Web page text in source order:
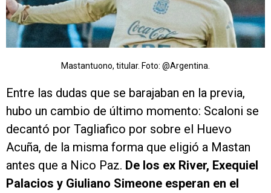
Mastantuono, titular. Foto: @Argentina.
Entre las dudas que se barajaban en la previa,
hubo un cambio de último momento: Scaloni se
decantó por Tagliafico por sobre el Huevo
Acuña, de la misma forma que eligió a Mastan
antes que a Nico Paz. De los ex River, Exequiel
Palacios y Giuliano Simeone esperan en el